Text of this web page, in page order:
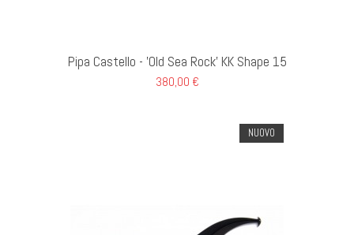
Pipa Castello - 'Old Sea Rock' KK Shape 15
380,00 €
NUOVO